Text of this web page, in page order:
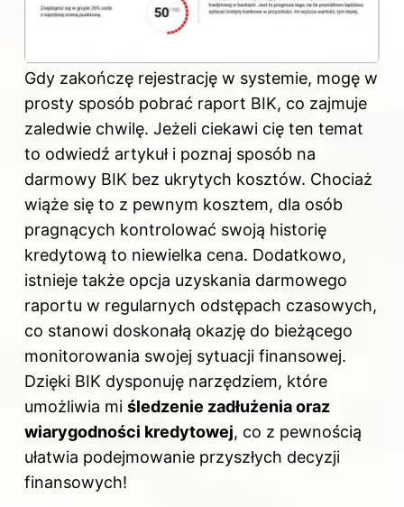
Gdy zakończę rejestrację w systemie, mogę w
prosty sposób pobrać raport BIK, co zajmuje
zaledwie chwilę. Jeżeli ciekawi cię ten temat
to odwiedź artykuł i poznaj sposób na
darmowy BIK bez ukrytych kosztów. Chociaż
wiąże się to z pewnym kosztem, dla osób
pragnących kontrolować swoją historię
kredytową to niewielka cena. Dodatkowo,
istnieje także opcja uzyskania darmowego
raportu w regularnych odstępach czasowych,
co stanowi doskonałą okazję do bieżącego
monitorowania swojej sytuacji finansowej.
Dzięki BIK dysponuję narzędziem, które
umożliwia mi śledzenie zadłużenia oraz
wiarygodności kredytowej, co z pewnością
ułatwia podejmowanie przyszłych decyzji
finansowych!